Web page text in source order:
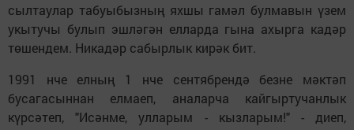
сылтаулар табуыбызның яхшы гамәл булмавын үзем
укытучы булып эшләгән елларда гына ахырга кадәр
төшендем. Никадәр сабырлык кирәк бит.
1991 нче елның 1 нче сентябрендә безне мәктәп
бусагасыннан елмаеп, аналарча кайгыртучанлык
күрсәтеп, "Исәнме, улларым - кызларым!" - диеп,